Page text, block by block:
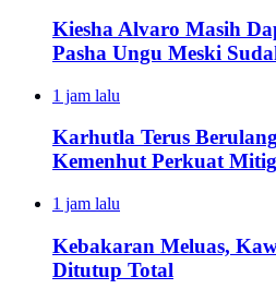
Kiesha Alvaro Masih
Pasha Ungu Meski
1 jam lalu
Karhutla Terus
Kemenhut Perkuat
1 jam lalu
Kebakaran Meluas,
Ditutup Total